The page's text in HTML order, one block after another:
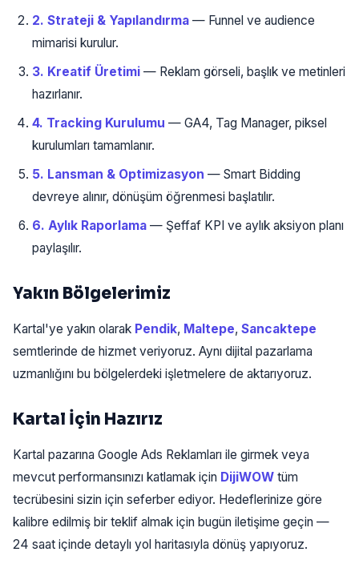
2. Strateji & Yapılandırma — Funnel ve audience
mimarisi kurulur.
3. Kreatif Üretimi — Reklam görseli, başlık ve metinleri
hazırlanır.
4. Tracking Kurulumu — GA4, Tag Manager, piksel
kurulumları tamamlanır.
5. Lansman & Optimizasyon — Smart Bidding
devreye alınır, dönüşüm öğrenmesi başlatılır.
6. Aylık Raporlama — Şeffaf KPI ve aylık aksiyon planı
paylaşılır.
Yakın Bölgelerimiz
Kartal'ye yakın olarak Pendik, Maltepe, Sancaktepe
semtlerinde de hizmet veriyoruz. Aynı dijital pazarlama
uzmanlığını bu bölgelerdeki işletmelere de aktarıyoruz.
Kartal İçin Hazırız
Kartal pazarına Google Ads Reklamları ile girmek veya
mevcut performansınızı katlamak için DijiWOW tüm
tecrübesini sizin için seferber ediyor. Hedeflerinize göre
kalibre edilmiş bir teklif almak için bugün iletişime geçin —
24 saat içinde detaylı yol haritasıyla dönüş yapıyoruz.